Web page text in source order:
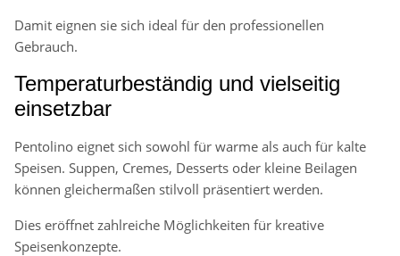
Damit eignen sie sich ideal für den professionellen
Gebrauch.
Temperaturbeständig und vielseitig
einsetzbar
Pentolino eignet sich sowohl für warme als auch für kalte
Speisen. Suppen, Cremes, Desserts oder kleine Beilagen
können gleichermaßen stilvoll präsentiert werden.
Dies eröffnet zahlreiche Möglichkeiten für kreative
Speisenkonzepte.